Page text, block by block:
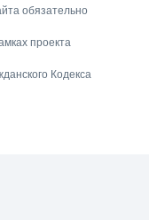
обязательно
проекта
Кодекса